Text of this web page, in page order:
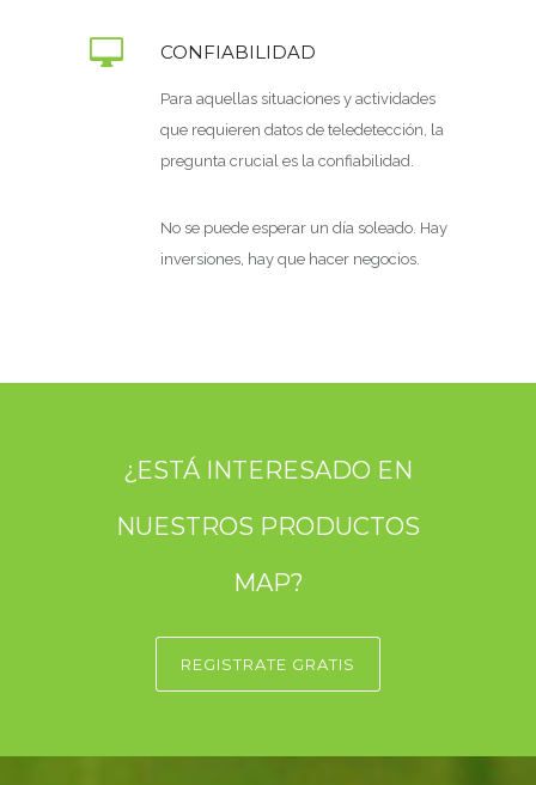
CONFIABILIDAD
Para aquellas situaciones y actividades
que requieren datos de teledetección, la
pregunta crucial es la confiabilidad.
No se puede esperar un día soleado. Hay
inversiones, hay que hacer negocios.
¿ESTÁ INTERESADO EN
NUESTROS PRODUCTOS
MAP?
REGISTRATE GRATIS